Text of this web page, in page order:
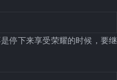
停下来享受荣耀的时候，要继